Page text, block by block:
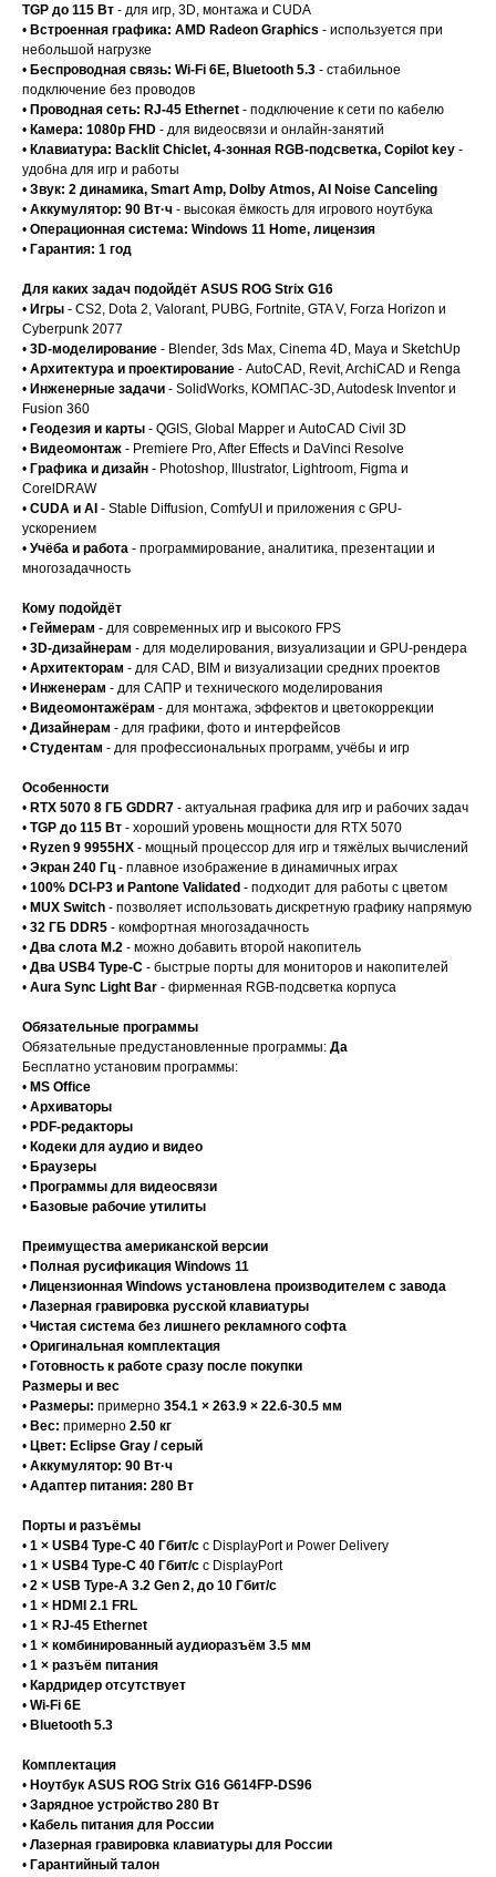
TGP до 115 Вт - для игр, 3D, монтажа и CUDA
• Встроенная графика: AMD Radeon Graphics - используется при
небольшой нагрузке
• Беспроводная связь: Wi-Fi 6E, Bluetooth 5.3 - стабильное
подключение без проводов
• Проводная сеть: RJ-45 Ethernet - подключение к сети по кабелю
• Камера: 1080p FHD - для видеосвязи и онлайн-занятий
• Клавиатура: Backlit Chiclet, 4-зонная RGB-подсветка, Copilot key -
удобна для игр и работы
• Звук: 2 динамика, Smart Amp, Dolby Atmos, AI Noise Canceling
• Аккумулятор: 90 Вт·ч - высокая ёмкость для игрового ноутбука
• Операционная система: Windows 11 Home, лицензия
• Гарантия: 1 год
Для каких задач подойдёт ASUS ROG Strix G16
• Игры - CS2, Dota 2, Valorant, PUBG, Fortnite, GTA V, Forza Horizon и
Cyberpunk 2077
• 3D-моделирование - Blender, 3ds Max, Cinema 4D, Maya и SketchUp
• Архитектура и проектирование - AutoCAD, Revit, ArchiCAD и Renga
• Инженерные задачи - SolidWorks, КОМПАС-3D, Autodesk Inventor и
Fusion 360
• Геодезия и карты - QGIS, Global Mapper и AutoCAD Civil 3D
• Видеомонтаж - Premiere Pro, After Effects и DaVinci Resolve
• Графика и дизайн - Photoshop, Illustrator, Lightroom, Figma и
CorelDRAW
• CUDA и AI - Stable Diffusion, ComfyUI и приложения с GPU-
ускорением
• Учёба и работа - программирование, аналитика, презентации и
многозадачность
Кому подойдёт
• Геймерам - для современных игр и высокого FPS
• 3D-дизайнерам - для моделирования, визуализации и GPU-рендера
• Архитекторам - для CAD, BIM и визуализации средних проектов
• Инженерам - для САПР и технического моделирования
• Видеомонтажёрам - для монтажа, эффектов и цветокоррекции
• Дизайнерам - для графики, фото и интерфейсов
• Студентам - для профессиональных программ, учёбы и игр
Особенности
• RTX 5070 8 ГБ GDDR7 - актуальная графика для игр и рабочих задач
• TGP до 115 Вт - хороший уровень мощности для RTX 5070
• Ryzen 9 9955HX - мощный процессор для игр и тяжёлых вычислений
• Экран 240 Гц- плавное изображение в динамичных играх
• 100% DCI-P3 и Pantone Validated - подходит для работы с цветом
• MUX Switch - позволяет использовать дискретную графику напрямую
• 32 ГБ DDR5 - комфортная многозадачность
• Два слота M.2 - можно добавить второй накопитель
• Два USB4 Type-C - быстрые порты для мониторов и накопителей
• Aura Sync Light Bar - фирменная RGB-подсветка корпуса
Обязательные программы
Обязательные предустановленные программы: Да
Бесплатно установим программы:
• MS Office
• Архиваторы
• PDF-редакторы
• Кодеки для аудио и видео
• Браузеры
• Программы для видеосвязи
• Базовые рабочие утилиты
Преимущества американской версии
• Полная русификация Windows 11
• Лицензионная Windows установлена производителем с завода
• Лазерная гравировка русской клавиатуры
• Чистая система без лишнего рекламного софта
• Оригинальная комплектация
• Готовность к работе сразу после покупки
Размеры и вес
• Размеры: примерно 354.1 × 263.9 × 22.6-30.5 мм
• Вес: примерно 2.50 кг
• Цвет: Eclipse Gray / серый
• Аккумулятор: 90 Вт·ч
• Адаптер питания: 280 Вт
Порты и разъёмы
• 1 × USB4 Type-C 40 Гбит/с с DisplayPort и Power Delivery
• 1 × USB4 Type-C 40 Гбит/с с DisplayPort
• 2 × USB Type-A 3.2 Gen 2, до 10 Гбит/с
• 1 × HDMI 2.1 FRL
• 1 × RJ-45 Ethernet
• 1 × комбинированный аудиоразъём 3.5 мм
• 1 × разъём питания
• Кардридер отсутствует
• Wi-Fi 6E
• Bluetooth 5.3
Комплектация
• Ноутбук ASUS ROG Strix G16 G614FP-DS96
• Зарядное устройство 280 Вт
• Кабель питания для России
• Лазерная гравировка клавиатуры для России
• Гарантийный талон